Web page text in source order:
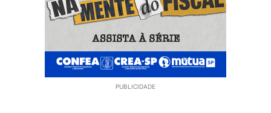
PUBLICIDADE